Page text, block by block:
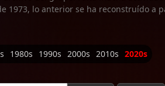
1973, lo anterior se ha reconstruído a
1980s 1990s 2000s 2010s 2020s